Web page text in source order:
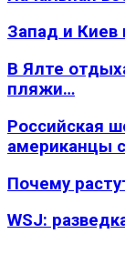
Запад и Киев
В Ялте
пляжи…
Российская
американцы
Почему
WSJ: